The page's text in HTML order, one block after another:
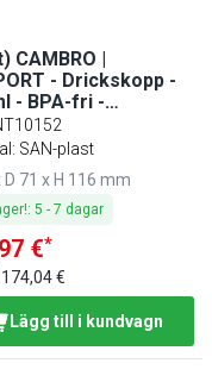
CAMBRO |
- Drickskopp -
- BPA-fri -
SAN-plast
D 71 x H 116 mm
:5 -7 dagar
€*
€
Lägg till i kundvagn